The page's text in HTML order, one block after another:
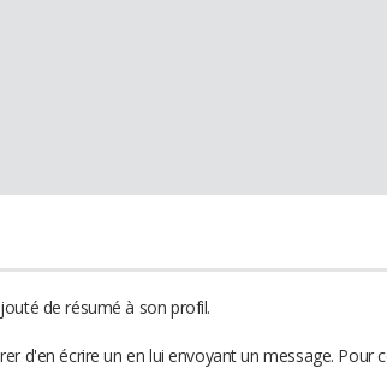
de résumé à son profil.
d'en écrire un en lui envoyant un message. Pour